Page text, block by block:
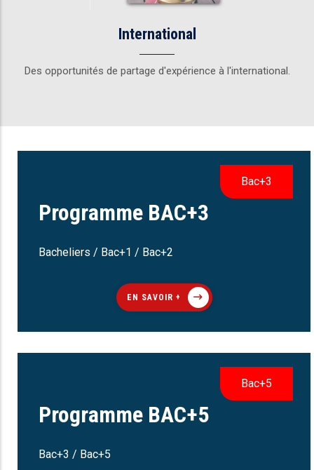
International
Des opportunités de partage d'expérience à l'international.
Programme BAC+3
Bac+3
Bacheliers / Bac+1 / Bac+2
EN SAVOIR +
Programme BAC+5
Bac+5
Bac+3 / Bac+5